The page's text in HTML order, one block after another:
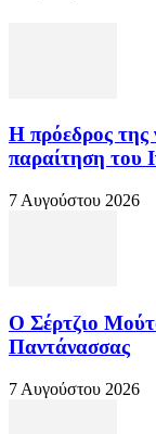
Η πρόεδρος της
παραίτηση του
7 Αυγούστου 2026
Ο Σέρτζιο
Παντάνασσας
7 Αυγούστου 2026